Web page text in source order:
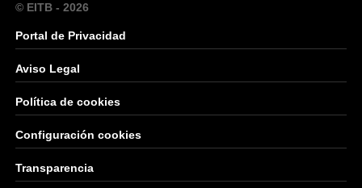
© EITB - 2026
Portal de Privacidad
Aviso Legal
Política de cookies
Configuración cookies
Transparencia